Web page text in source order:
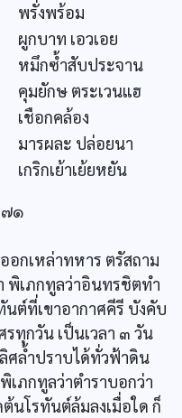
พรั่งพร้อม
ผูกบาท เอวเอย
หมึกซ้ำสับประจาน
คุมยักษ ตระเวนแฮ
เชือกคล้อง
มารผละ ปล่อยนา
เกริกเย้าเย้ยหยัน
๑
อกเหล่าทหาร ตรัสถาม
พิเภกทูลว่าอินทรชิตทำ
ต์ที่เขาอากาศคีรี บังคับ
ทุกวัน เป็นเวลา ๓ วัน
ศล้ำปราบได้ทั่วฟ้าดิน
เภกทูลว่าตำราบอกว่า
นโรทันต์ล้มลงเมื่อใด ก็